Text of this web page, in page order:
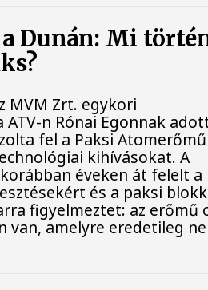
Dunán: Mi
MVM Zrt. egykori
ATV-n Rónai Egonnak
fel a Paksi
kihívásokat. A
éveken át felelt a
és a paksi
figyelmeztet: az erőmű
van, amelyre eredetileg